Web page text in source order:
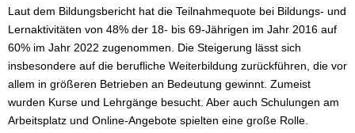
Laut dem Bildungsbericht hat die Teilnahmequote bei Bildungs- und
Lernaktivitäten von 48% der 18- bis 69-Jährigen im Jahr 2016 auf
60% im Jahr 2022 zugenommen. Die Steigerung lässt sich
insbesondere auf die berufliche Weiterbildung zurückführen, die vor
allem in größeren Betrieben an Bedeutung gewinnt. Zumeist
wurden Kurse und Lehrgänge besucht. Aber auch Schulungen am
Arbeitsplatz und Online-Angebote spielten eine große Rolle.